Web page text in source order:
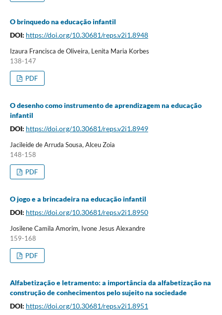
O brinquedo na educação infantil
DOI: https://doi.org/10.30681/reps.v2i1.8948
Izaura Francisca de Oliveira, Lenita Maria Korbes
138-147
PDF
O desenho como instrumento de aprendizagem na educação
infantil
DOI: https://doi.org/10.30681/reps.v2i1.8949
Jacileide de Arruda Sousa, Alceu Zoia
148-158
PDF
O jogo e a brincadeira na educação infantil
DOI: https://doi.org/10.30681/reps.v2i1.8950
Josilene Camila Amorim, Ivone Jesus Alexandre
159-168
PDF
Alfabetização e letramento: a importância da alfabetização na
construção de conhecimentos pelo sujeito na sociedade
DOI: https://doi.org/10.30681/reps.v2i1.8951